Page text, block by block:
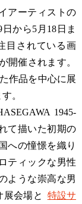
アーティストの
から5月18日ま
目されている画
開催されます。
作品を中心に展
。
1945-
て描いた初期の
への憧憬を織り
ティックな男性
ような崇高な男
展会場と
特設サ